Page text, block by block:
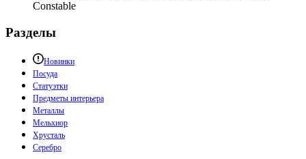
Constable
Разделы
Новинки
Посуда
Статуэтки
Предметы интерьера
Металлы
Мельхиор
Хрусталь
Серебро